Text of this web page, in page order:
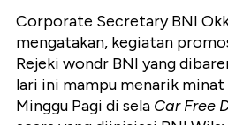
Corporate Secretary BNI
mengatakan, kegiatan
Rejeki wondr BNI yang
lari ini mampu menarik minat
Minggu Pagi di sela Car Free